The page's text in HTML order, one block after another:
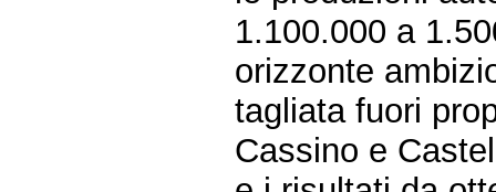
1.100.000 a
orizzonte
tagliata fuori
Cassino e